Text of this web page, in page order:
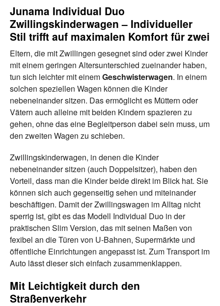
Junama Individual Duo
Zwillingskinderwagen – Individueller
Stil trifft auf maximalen Komfort für zwei
Eltern, die mit Zwillingen gesegnet sind oder zwei Kinder
mit einem geringen Altersunterschied zueinander haben,
tun sich leichter mit einemGeschwisterwagen. In einem
solchen speziellen Wagen können die Kinder
nebeneinander sitzen. Das ermöglicht es Müttern oder
Vätern auch alleine mit beiden Kindern spazieren zu
gehen, ohne das eine Begleitperson dabei sein muss, um
den zweiten Wagen zu schieben.
Zwillingskinderwagen, in denen die Kinder
nebeneinander sitzen (auch Doppelsitzer), haben den
Vorteil, dass man die Kinder beide direkt im Blick hat. Sie
können sich auch gegenseitig sehen und miteinander
beschäftigen. Damit der Zwillingswagen im Alltag nicht
sperrig ist, gibt es das Modell Individual Duo in der
praktischen Slim Version, das mit seinen Maßen von
fexibel an die Türen von U-Bahnen, Supermärkte und
öffentliche Einrichtungen angepasst ist. Zum Transport im
Auto lässt dieser sich einfach zusammenklappen.
Mit Leichtigkeit durch den
Straßenverkehr